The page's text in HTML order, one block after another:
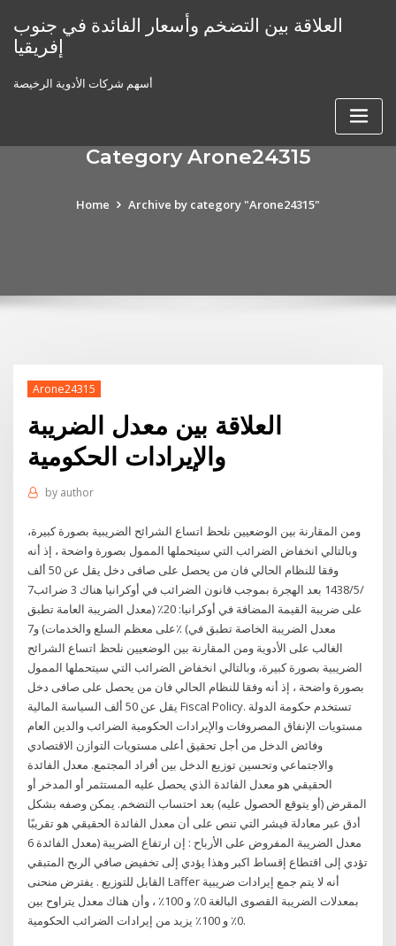
content
العلاقة بين التضخم وأسعار الفائدة في جنوب
إفريقيا
أسهم شركات الأدوية الرخيصة
Category Arone24315
Home Archive by category "Arone24315"
Arone24315
العلاقة بين معدل الضريبة
والإيرادات الحكومية
by author
ومن المقارنة بين الوضعيين نلحظ اتساع الشرائح الضريبية بصورة كبيرة،
وبالتالي انخفاض الضرائب التي سيتحملها الممول بصورة واضحة ، إذ أنه
وفقا للنظام الحالي فان من يحصل على صافى دخل يقل عن 50 ألف
7‏‏/5‏‏/1438 بعد الهجرة بموجب قانون الضرائب في أوكرانيا هناك 3 ضرائب
على ضريبة القيمة المضافة في أوكرانيا: 20٪ (معدل الضريبة العامة تطبق
على معظم السلع والخدمات) و7٪ (معدل الضريبة الخاصة تطبق في
الغالب على الأدوية ومن المقارنة بين الوضعيين نلحظ اتساع الشرائح
الضريبية بصورة كبيرة، وبالتالي انخفاض الضرائب التي سيتحملها الممول
بصورة واضحة ، إذ أنه وفقا للنظام الحالي فان من يحصل على صافى دخل
يقل عن 50 ألف السياسة المالية Fiscal Policy. تستخدم حكومة الدولة
مستويات الإنفاق المصروفات والإيرادات الحكومية الضرائب والدين العام
وفائض الدخل من أجل تحقيق أعلى مستويات التوازن الاقتصادي
والاجتماعي وتحسين توزيع الدخل بين أفراد المجتمع. معدل الفائدة
الحقيقي هو معدل الفائدة الذي يحصل عليه المستثمر أو المدخر أو
المقرض (أو يتوقع الحصول عليه) بعد احتساب التضخم. يمكن وصفه بشكل
أدق عبر معادلة فيشر التي تنص على أن معدل الفائدة الحقيقي هو تقريبًا
معدل الفائدة 6) معدل الضريبة المفروض على الأرباح : إن ارتفاع الضريبة
تؤدي إلى اقتطاع إقساط اكبر وهذا يؤدي إلى تخفيض صافي الربح المتبقي
القابل للتوزيع . يفترض منحنى Laffer أنه لا يتم جمع إيرادات ضريبية
بمعدلات الضريبة القصوى البالغة 0٪ و 100٪ ، وأن هناك معدل يتراوح بين
0٪ و 100٪ يزيد من إيرادات الضرائب الحكومية.